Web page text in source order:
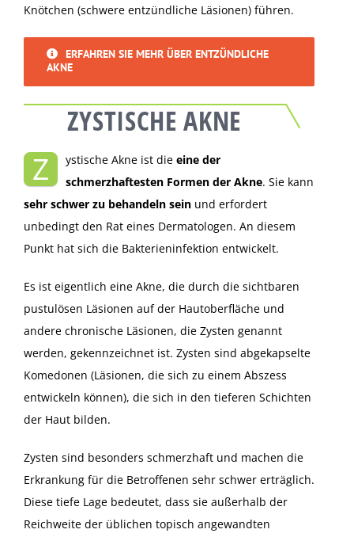
Knötchen (schwere entzündliche Läsionen) führen.
ERFAHREN SIE MEHR ÜBER ENTZÜNDLICHE
AKNE
ZYSTISCHE AKNE
Z ystische Akne ist die eine der
schmerzhaftesten Formen der Akne. Sie kann
sehr schwer zu behandeln sein und erfordert
unbedingt den Rat eines Dermatologen. An diesem
Punkt hat sich die Bakterieninfektion entwickelt.
Es ist eigentlich eine Akne, die durch die sichtbaren
pustulösen Läsionen auf der Hautoberfläche und
andere chronische Läsionen, die Zysten genannt
werden, gekennzeichnet ist. Zysten sind abgekapselte
Komedonen (Läsionen, die sich zu einem Abszess
entwickeln können), die sich in den tieferen Schichten
der Haut bilden.
Zysten sind besonders schmerzhaft und machen die
Erkrankung für die Betroffenen sehr schwer erträglich.
Diese tiefe Lage bedeutet, dass sie außerhalb der
Reichweite der üblichen topisch angewandten